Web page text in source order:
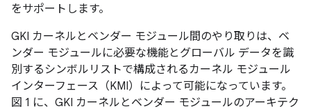
をサポートします。
GKI カーネルとベンダー モジュール間のやり取りは、ベ
ンダー モジュールに必要な機能とグローバル データを識
別するシンボルリストで構成されるカーネル モジュール
インターフェース（KMI）によって可能になっています。
図 1 に、GKI カーネルとベンダー モジュールのアーキテク